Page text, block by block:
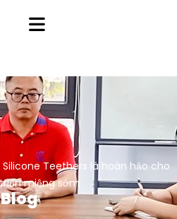
Teethers là hoàn hảo cho
miệng sớm
Blog